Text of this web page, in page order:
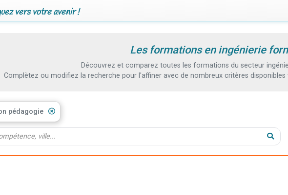
vers votre avenir !
Les formations en ingénierie
Découvrez et comparez toutes les formations du secteur
Complètez ou modifiez la recherche pour l'affiner avec de nombreux critères disponibles
pédagogie